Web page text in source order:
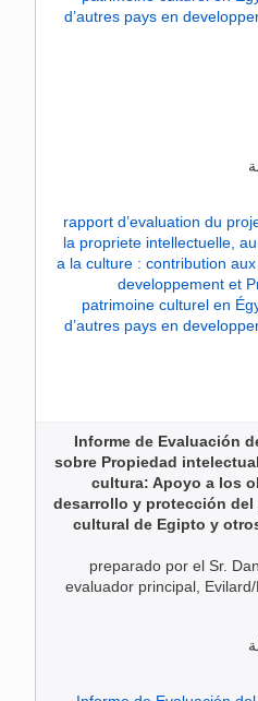
Informe de Evaluación
sobre Propiedad
cultura: Apoyo a los
desarrollo y protección del
cultural de Egipto y
preparado por el Sr.
evaluador principal, Evilard/